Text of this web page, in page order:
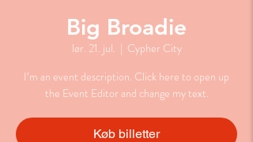
Big Broadie
lør. 21. jul.
  |
Cypher City
I’m an event description. Click here to open up
the Event Editor and change my text.
Køb billetter